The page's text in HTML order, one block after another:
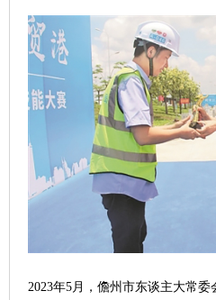
2023年5月，儋州市东谈主大常委